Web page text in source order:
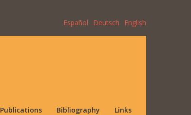
Español Deutsch English
Publications Bibliography Links